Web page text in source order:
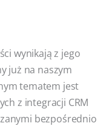
wynikają z jego
już na naszym
tematem jest
z integracji CRM
bezpośrednio